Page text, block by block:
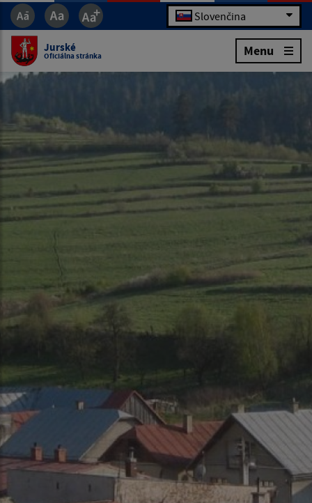
Slovenčina
Jurské
Oficiálna stránka Menu